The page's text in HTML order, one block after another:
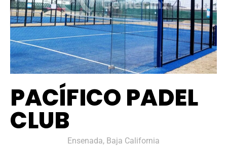
PACÍFICO PADEL
CLUB
Ensenada, Baja California